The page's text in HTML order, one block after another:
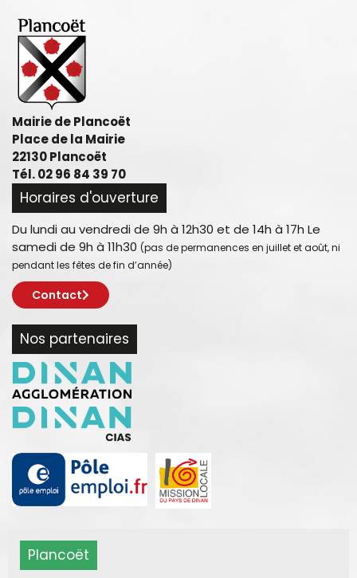
Mairie de Plancoët
Place de la Mairie
22130 Plancoët
Tél. 02 96 84 39 70
Horaires d'ouverture
Du lundi au vendredi de 9h à 12h30 et de 14h à 17h Le
samedi de 9h à 11h30 (pas de permanences en juillet et août, ni
pendant les fêtes de fin d’année)
Contact
Nos partenaires
Plancoët